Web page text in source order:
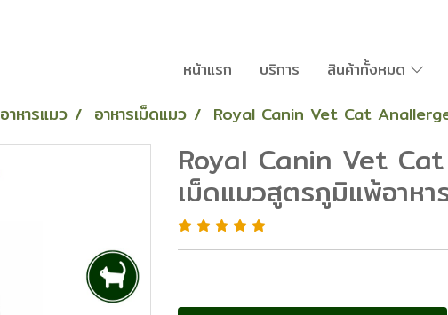
หน้าแรก บริการ สินค้าทั้งหมด
อาหารแมว อาหารเม็ดแมว Royal Canin Vet Cat
Royal Canin Vet
เม็ดแมวสูตรภูมิแพ้อาหา